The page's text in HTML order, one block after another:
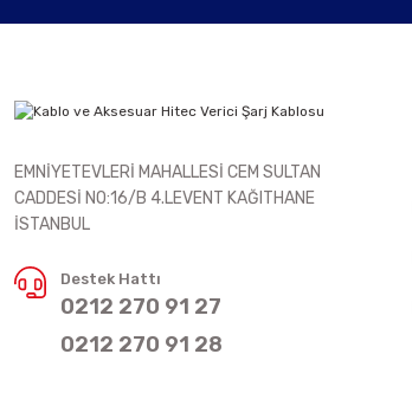
EMNİYETEVLERİ MAHALLESİ CEM SULTAN
CADDESİ NO:16/B 4.LEVENT KAĞITHANE
İSTANBUL
Destek Hattı
0212 270 91 27
0212 270 91 28